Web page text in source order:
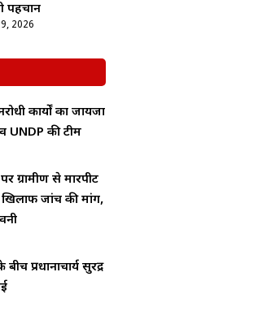
पहचान
2026
कार्यों का जायजा
UNDP की टीम
ग्रामीण से मारपीट
खिलाफ जांच की मांग,
प्रधानाचार्य सुरेंद्र